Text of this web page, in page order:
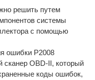
решить путем
системы
с помощью
ошибки P2008
сканер OBD-II, который
коды ошибок,